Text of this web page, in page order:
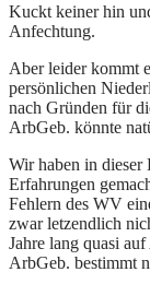
Kuckt keiner hin
Anfechtung.
Aber leider kommt
persönlichen
nach Gründen für
ArbGeb. könnte
Wir haben in dieser
Erfahrungen
Fehlern des WV
zwar letzendlich
Jahre lang quasi
ArbGeb. bestimmt